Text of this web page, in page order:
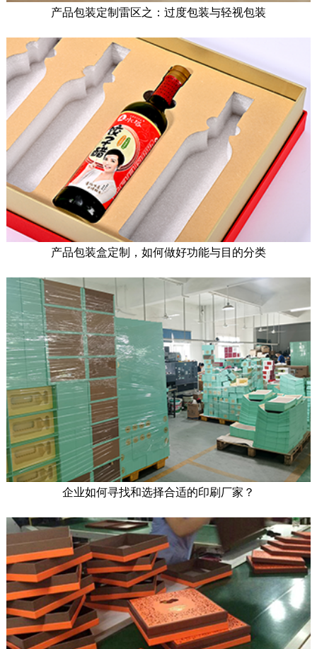
产品包装定制雷区之：过度包装与轻视包装
产品包装盒定制，如何做好功能与目的分类
企业如何寻找和选择合适的印刷厂家？